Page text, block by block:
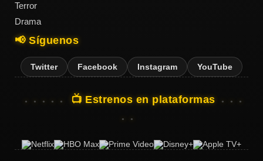
Ciencia
Películas
más
Terror
Drama
📢 Síguenos
Twitter Facebook Instagram YouTube
📺 Estrenos en plataformas